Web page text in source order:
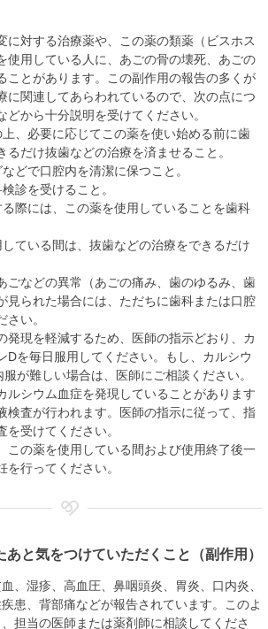
に対する治療薬や、この薬の類薬（ビスホス
使用している人に、あごの骨の壊死、あごの
ことがあります。この副作用の報告の多くが
に関連してあらわれているので、次の点につ
どから十分説明を受けてください。
上、必要に応じてこの薬を使い始める前に歯
るだけ抜歯などの治療を済ませること。
どで口腔内を清潔に保つこと。
診を受けること。
る際には、この薬を使用していることを歯科
している間は、抜歯などの治療をできるだけ
ごなどの異常（あごの痛み、歯のゆるみ、歯
見られた場合には、ただちに歯科または口腔
い。
発現を軽減するため、医師の指示どおり、カ
Dを毎日服用してください。もし、カルシウ
が難しい場合は、医師にご相談ください。
ルシウム血症を発現していることがあります
検査が行われます。医師の指示に従って、指
を受けてください。
この薬を使用している間および使用終了後一
を行ってください。
あと気をつけていただくこと（副作用）
、湿疹、高血圧、鼻咽頭炎、胃炎、口内炎、
患、背部痛などが報告されています。このよ
担当の医師または薬剤師に相談してくださ